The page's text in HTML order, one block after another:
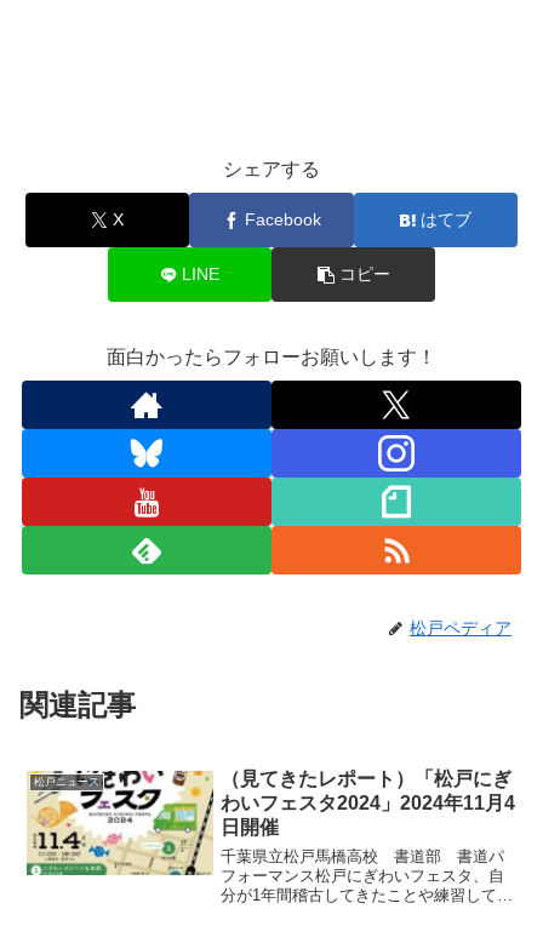
シェアする
X Facebook はてブ
LINE コピー
面白かったらフォローお願いします！
松戸ペディア
関連記事
松戸ニュース
（見てきたレポート）「松戸にぎ
わいフェスタ2024」2024年11月4
日開催
千葉県立松戸馬橋高校 書道部 書道パ
フォーマンス松戸にぎわいフェスタ、自
分が1年間稽古してきたことや練習してき